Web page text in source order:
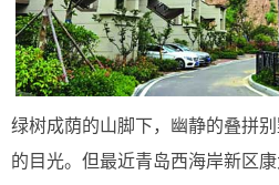
绿树成荫的山脚下，幽静的叠拼
的目光。但最近青岛西海岸新区